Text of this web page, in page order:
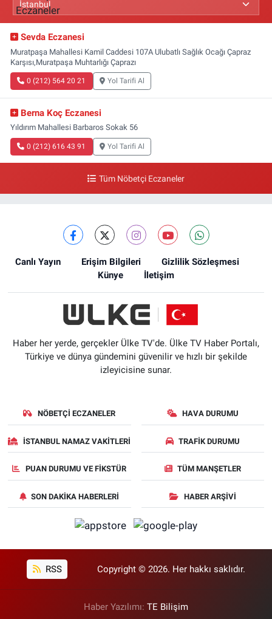
Sevda Eczanesi
Muratpaşa Mahallesi Kamil Caddesi 107A Ulubatlı Sağlık Ocağı Çapraz
Karşısı,Muratpaşa Muhtarlığı Çaprazı
0 (212) 564 20 21 Yol Tarifi Al
Berna Koç Eczanesi
Yıldırım Mahallesi Barbaros Sokak 56
0 (212) 616 43 91 Yol Tarifi Al
Tüm Nöbetçi Eczaneler
Canlı Yayın Erişim Bilgileri
Gizlilik Sözleşmesi
Künye
İletişim
Haber her yerde, gerçekler Ülke TV'de. Ülke TV Haber Portalı,
Türkiye ve dünya gündemini güvenilir ve hızlı bir şekilde
izleyicisine sunar.
NÖBETÇI ECZANELER HAVA DURUMU
İSTANBUL NAMAZ VAKITLERI TRAFIK DURUMU
PUAN DURUMU VE FIKSTÜR TÜM MANŞETLER
SON DAKIKA HABERLERI HABER ARŞIVI
RSS Copyright © 2026. Her hakkı saklıdır.
Haber Yazılımı: TE Bilişim